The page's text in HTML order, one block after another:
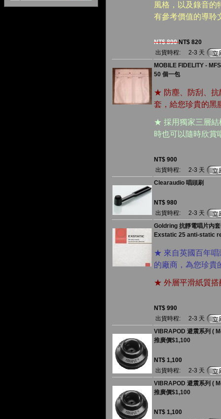
風格，以及錄音的
有參考價值的導聆
NT$ 890NT$ 820
出貨時程:
2-3 天
MOBILE FIDELITY -
50 個一包
★ 防塵、防刮、抗
套，給您珍貴的黑
★ 採用獨家三層結
時也可以隨時欣賞
NT$ 900
出貨時程:
2-3 天
Clearaudio 唱頭刷
NT$ 980
出貨時程:
2-3 天
Goldring 抗靜電唱片內
Exstatic 25 anti-static
★ 來自英國百年唱
的廠商，為您珍貴
★ 外層平滑紙質搭
NT$ 990
出貨時程:
2-3 天
VIBRAPOD 避震系列 (
推廣價$1,100
NT$ 1,100
出貨時程:
2-3 天
VIBRAPOD 避震系列 (
推廣價$1,100
NT$ 1,100